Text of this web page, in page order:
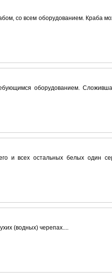
со всем оборудованием. Краба
оборудованием.
и всех остальных белых один
(водных) черепах....